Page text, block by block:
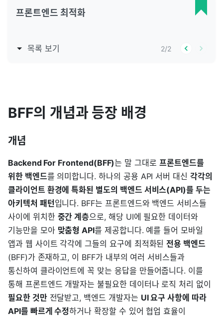
프론트엔드 최적화
목록 보기 2/2
BFF의 개념과 등장 배경
개념
Backend For Frontend(BFF)는 말 그대로 프론트엔드를
위한 백엔드를 의미합니다. 하나의 공용 API 서버 대신 각각의
클라이언트 환경에 특화된 별도의 백엔드 서비스(API)를 두는
아키텍처 패턴입니다. BFF는 프론트엔드와 백엔드 서비스들
사이에 위치한 중간 계층으로, 해당 UI에 필요한 데이터와
기능만을 모아 맞춤형 API를 제공합니다. 예를 들어 모바일
앱과 웹 사이트 각각에 그들의 요구에 최적화된전용 백엔드
(BFF)가 존재하고, 이 BFF가 내부의 여러 서비스들과
통신하여 클라이언트에 꼭 맞는 응답을 만들어줍니다. 이를
통해 프론트엔드 개발자는 불필요한 데이터나 로직 처리 없이
필요한 것만전달받고, 백엔드 개발자는 UI 요구 사항에 따라
API를 빠르게 수정하거나 확장할 수 있어 협업 효율이